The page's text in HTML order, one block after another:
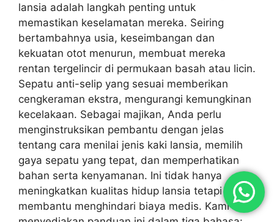
lansia adalah langkah penting untuk
memastikan keselamatan mereka. Seiring
bertambahnya usia, keseimbangan dan
kekuatan otot menurun, membuat mereka
rentan tergelincir di permukaan basah atau licin.
Sepatu anti-selip yang sesuai memberikan
cengkeraman ekstra, mengurangi kemungkinan
kecelakaan. Sebagai majikan, Anda perlu
menginstruksikan pembantu dengan jelas
tentang cara menilai jenis kaki lansia, memilih
gaya sepatu yang tepat, dan memperhatikan
bahan serta kenyamanan. Ini tidak hanya
meningkatkan kualitas hidup lansia tetapi juga
membantu menghindari biaya medis. Kami